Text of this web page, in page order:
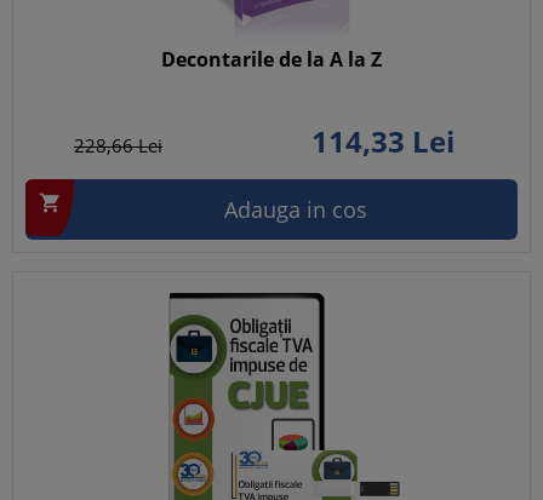
Decontarile de la A la Z
228,66Lei 114,33 Lei
 Adauga in cos